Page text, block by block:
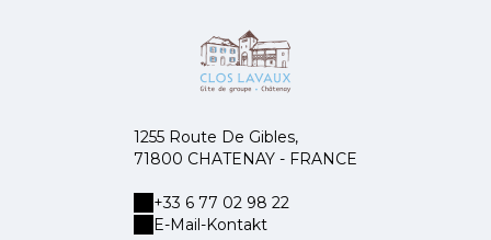
1255 Route De Gibles,
71800 CHATENAY - FRANCE
+33 6 77 02 98 22
E-Mail-Kontakt